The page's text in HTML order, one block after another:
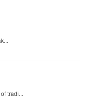
tradi...